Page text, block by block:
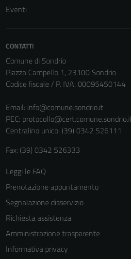
Eventi
CONTATTI
Comune di Sondrio
Piazza Campello 1, 23100 Sondrio
Codice fiscale / P. IVA: 00095450144
Email: info@comune.sondrio.it
PEC:
Centralino unico: (39) 0342 526111
Fax: (39) 0342 526333
Leggi le FAQ
Prenotazione appuntamento
Segnalazione disservizio
Richiesta assistenza
Amministrazione trasparente
Informativa privacy